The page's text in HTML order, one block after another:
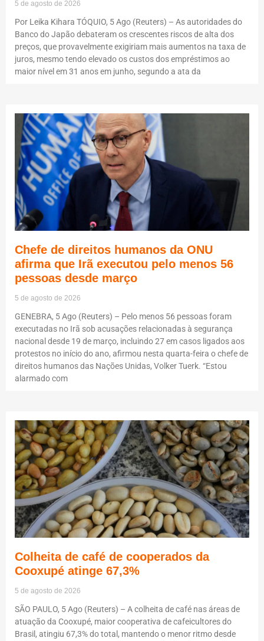
5 de agosto de 2026
Por Leika Kihara TÓQUIO, 5 Ago (Reuters) – As autoridades do
Banco do Japão debateram os crescentes riscos de alta dos
preços, que provavelmente exigiriam mais aumentos na taxa de
juros, mesmo tendo elevado os custos dos empréstimos ao
maior nível em 31 anos em junho, segundo a ata da
Chefe de direitos humanos da ONU
afirma que Irã executou pelo menos 56
pessoas desde março
5 de agosto de 2026
GENEBRA, 5 Ago (Reuters) – Pelo menos 56 pessoas foram
executadas no Irã sob acusações relacionadas à segurança
nacional desde 19 de março, incluindo 27 em casos ligados aos
protestos no início do ano, afirmou nesta quarta-feira o chefe de
direitos humanos das Nações Unidas, Volker Tuerk. “Estou
alarmado com
Colheita de café de cooperados da
Cooxupé atinge 67,3%
5 de agosto de 2026
SÃO PAULO, 5 Ago (Reuters) – A colheita de café nas áreas de
atuação da Cooxupé, maior cooperativa de cafeicultores do
Brasil, atingiu 67,3% do total, mantendo o menor ritmo desde